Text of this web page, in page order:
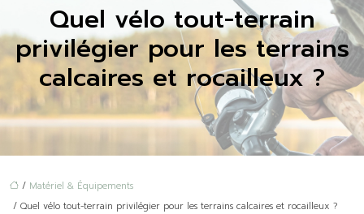
Quel vélo tout-terrain
privilégier pour les terrains
calcaires et rocailleux ?
/ Matériel & Équipements
/ Quel vélo tout-terrain privilégier pour les terrains calcaires et rocailleux ?